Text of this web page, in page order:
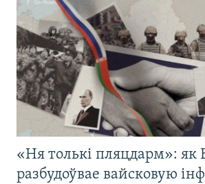
«Ня толькі пляцдарм»: як
разбудоўвае вайсковую